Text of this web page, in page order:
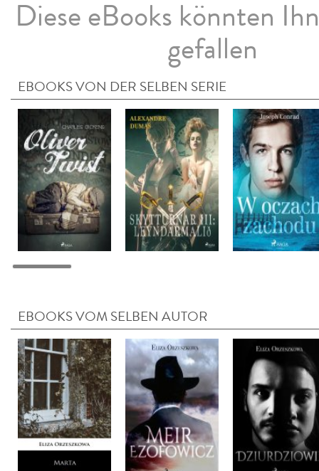
Diese eBooks könnten
gefallen
EBOOKS VON DER SELBEN SERIE
EBOOKS VOM SELBEN AUTOR